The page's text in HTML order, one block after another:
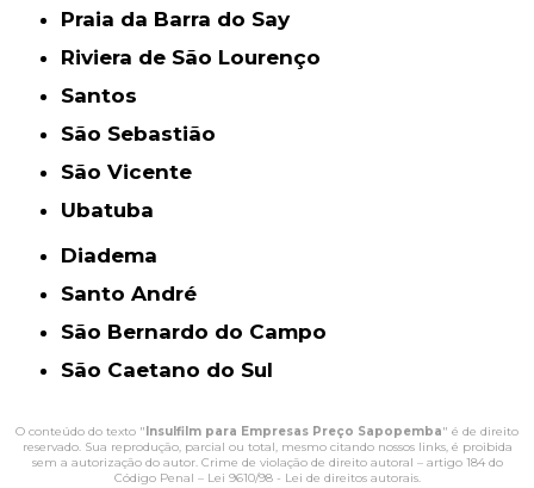
Praia da Barra do Say
Riviera de São Lourenço
Santos
São Sebastião
São Vicente
Ubatuba
Diadema
Santo André
São Bernardo do Campo
São Caetano do Sul
O conteúdo do texto " Insulfilm para Empresas Preço Sapopemba" é de direito
reservado. Sua reprodução, parcial ou total, mesmo citando nossos links, é proibida
sem a autorização do autor. Crime de violação de direito autoral – artigo 184 do
Código Penal – Lei 9610/98 - Lei de direitos autorais.